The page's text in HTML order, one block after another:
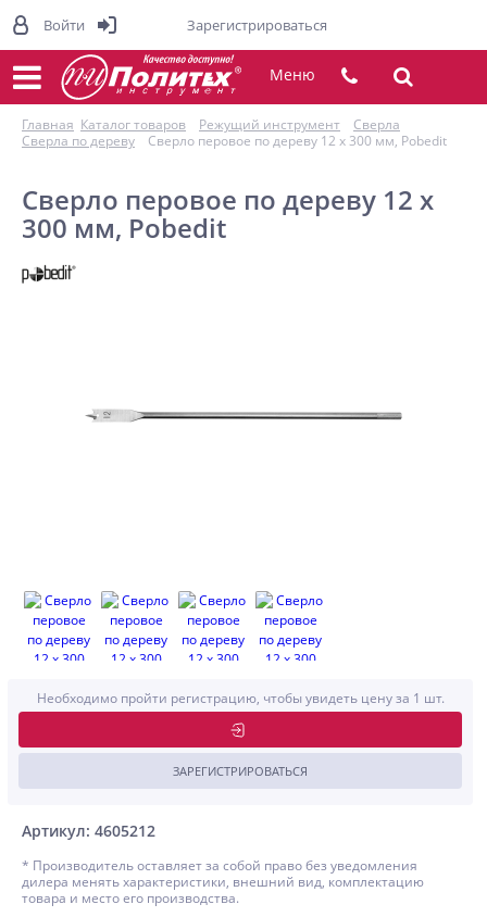
Меню
Главная Каталог товаров Режущий инструмент
Сверла
Сверла по дереву
Сверло перовое по дереву 12 х 300 мм, Pobedit
Сверло перовое по дереву 12 х
300 мм, Pobedit
Артикул: 4605212
Необходимо пройти регистрацию, чтобы увидеть цену за 1 шт.
ЗАРЕГИСТРИРОВАТЬСЯ
* Производитель оставляет за собой право без уведомления
дилера менять характеристики, внешний вид, комплектацию
товара и место его производства.
Войти Зарегистрироваться